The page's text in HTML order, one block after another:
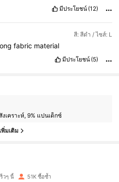
มีประโยชน์ (12)
สี: สีดำ / ไซส์: L
fabric material
มีประโยชน์ (5)
งเคราะห์, 9% แปนเด็กซ์
พิ่มเติม
วๆ นี้ 51K ซื้อซ้ำ